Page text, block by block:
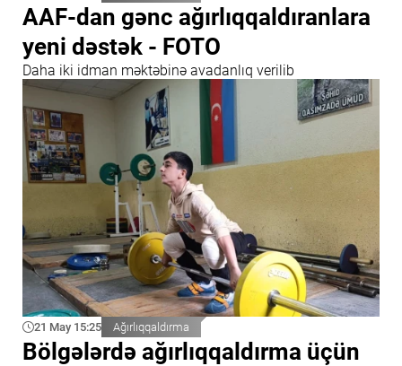
AAF-dan gənc ağırlıqqaldıranlara
yeni dəstək - FOTO
Daha iki idman məktəbinə avadanlıq verilib
21 May 15:25 Ağırlıqqaldırma
Bölgələrdə ağırlıqqaldırma üçün